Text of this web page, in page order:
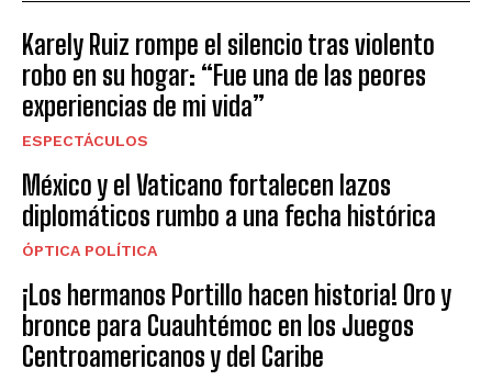
Karely Ruiz rompe el silencio tras violento
robo en su hogar: “Fue una de las peores
experiencias de mi vida”
ESPECTÁCULOS
México y el Vaticano fortalecen lazos
diplomáticos rumbo a una fecha histórica
ÓPTICA POLÍTICA
¡Los hermanos Portillo hacen historia! Oro y
bronce para Cuauhtémoc en los Juegos
Centroamericanos y del Caribe